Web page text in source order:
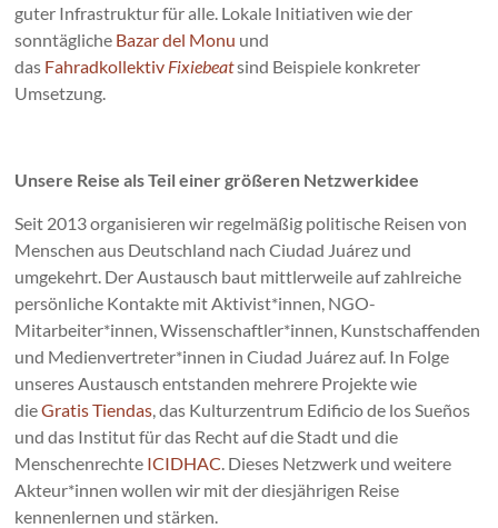
guter Infrastruktur für alle. Lokale Initiativen wie der
sonntägliche Bazar del Monu und
das Fahradkollektiv Fixiebeatsind Beispiele konkreter
Umsetzung.
Unsere Reise als Teil einer größeren Netzwerkidee
Seit 2013 organisieren wir regelmäßig politische Reisen von
Menschen aus Deutschland nach Ciudad Juárez und
umgekehrt. Der Austausch baut mittlerweile auf zahlreiche
persönliche Kontakte mit Aktivist*innen, NGO-
Mitarbeiter*innen, Wissenschaftler*innen, Kunstschaffenden
und Medienvertreter*innen in Ciudad Juárez auf. In Folge
unseres Austausch entstanden mehrere Projekte wie
dieGratis Tiendas , das Kulturzentrum Edificio de los Sueños
und das Institut für das Recht auf die Stadt und die
Menschenrechte ICIDHAC . Dieses Netzwerk und weitere
Akteur*innen wollen wir mit der diesjährigen Reise
kennenlernen und stärken.